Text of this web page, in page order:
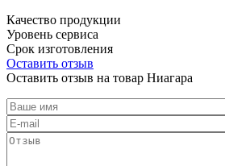
Качество продукции
Уровень сервиса
Срок изготовления
Оставить отзыв
Оставить отзыв на товар Ниагара